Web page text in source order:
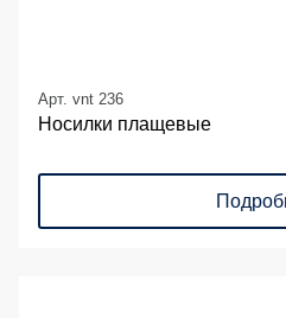
Арт. vnt 236
Носилки плащевые